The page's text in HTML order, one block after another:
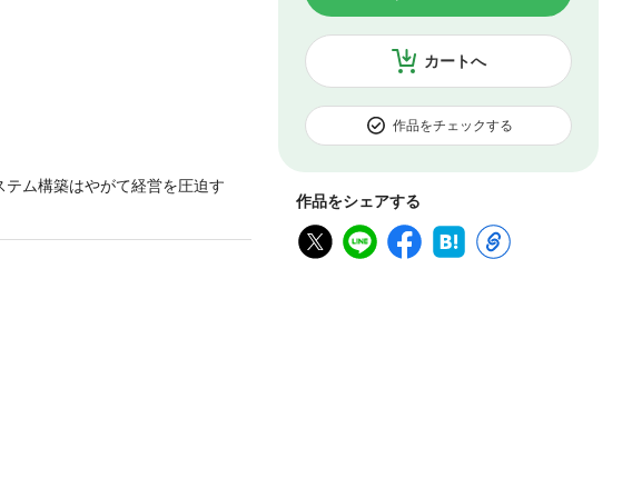
カートへ
作品をチェックする
作品をシェアする
ム構築はやがて経営を圧迫す